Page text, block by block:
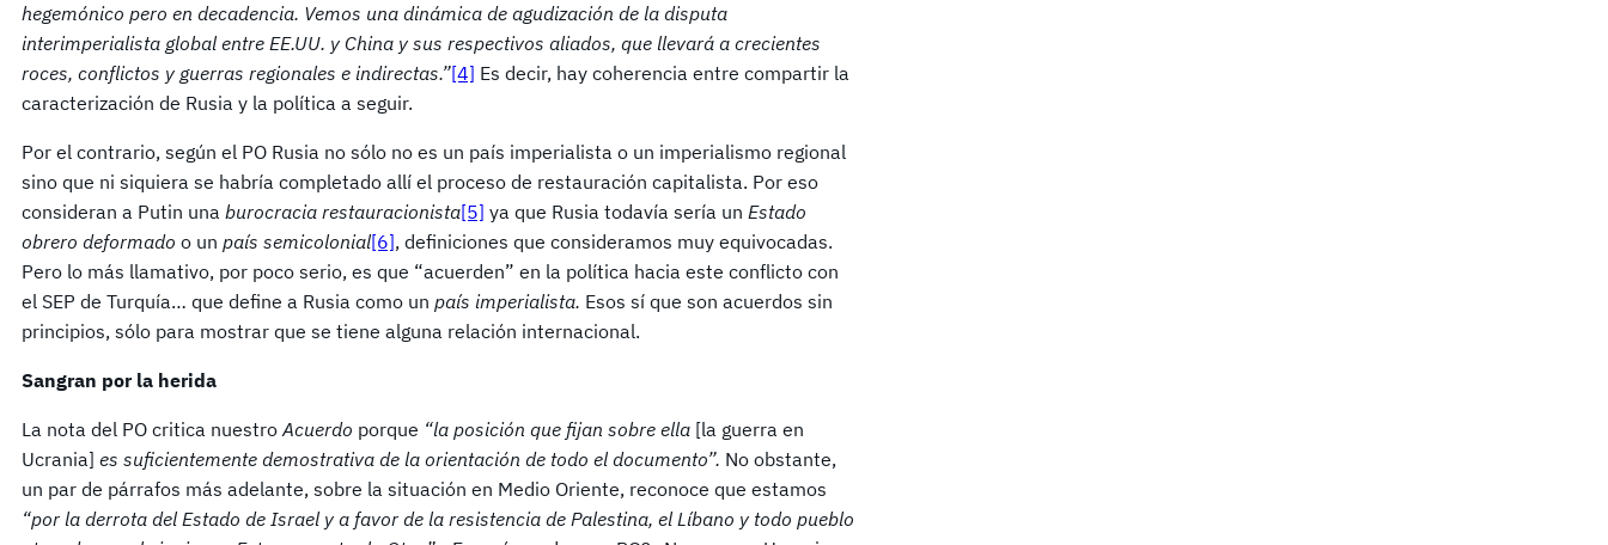
hegemónico pero en decadencia. Vemos una dinámica de agudización de la disputa
interimperialista global entre EE.UU. y China y sus respectivos aliados, que llevará a crecientes
roces, conflictos y guerras regionales e indirectas.”[4] Es decir, hay coherencia entre compartir la
caracterización de Rusia y la política a seguir.
Por el contrario, según el PO Rusia no sólo no es un país imperialista o un imperialismo regional
sino que ni siquiera se habría completado allí el proceso de restauración capitalista. Por eso
consideran a Putin una burocracia restauracionista[5] ya que Rusia todavía sería un Estado
obrero deformado o un país semicolonial[6], definiciones que consideramos muy equivocadas.
Pero lo más llamativo, por poco serio, es que “acuerden” en la política hacia este conflicto con
el SEP de Turquía… que define a Rusia como un país imperialista. Esos sí que son acuerdos sin
principios, sólo para mostrar que se tiene alguna relación internacional.
Sangran por la herida
La nota del PO critica nuestroAcuerdo porque “la posición que fijan sobre ella [la guerra en
Ucrania] es suficientemente demostrativa de la orientación de todo el documento”. No obstante,
un par de párrafos más adelante, sobre la situación en Medio Oriente, reconoce que estamos
“por la derrota del Estado de Israel y a favor de la resistencia de Palestina, el Líbano y todo pueblo